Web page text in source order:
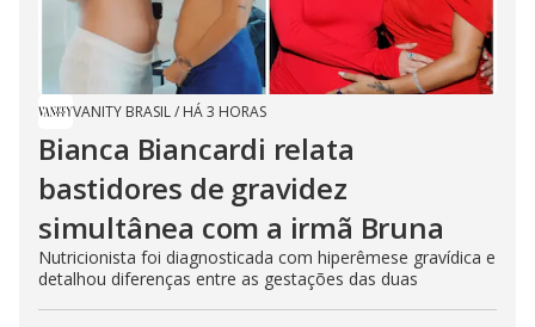
VANITY BRASIL/ HÁ 3 HORAS
Bianca Biancardi relata
bastidores de gravidez
simultânea com a irmã Bruna
Nutricionista foi diagnosticada com hiperêmese gravídica e
detalhou diferenças entre as gestações das duas